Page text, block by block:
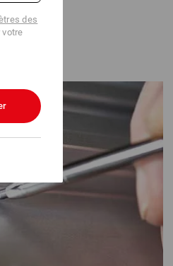
des